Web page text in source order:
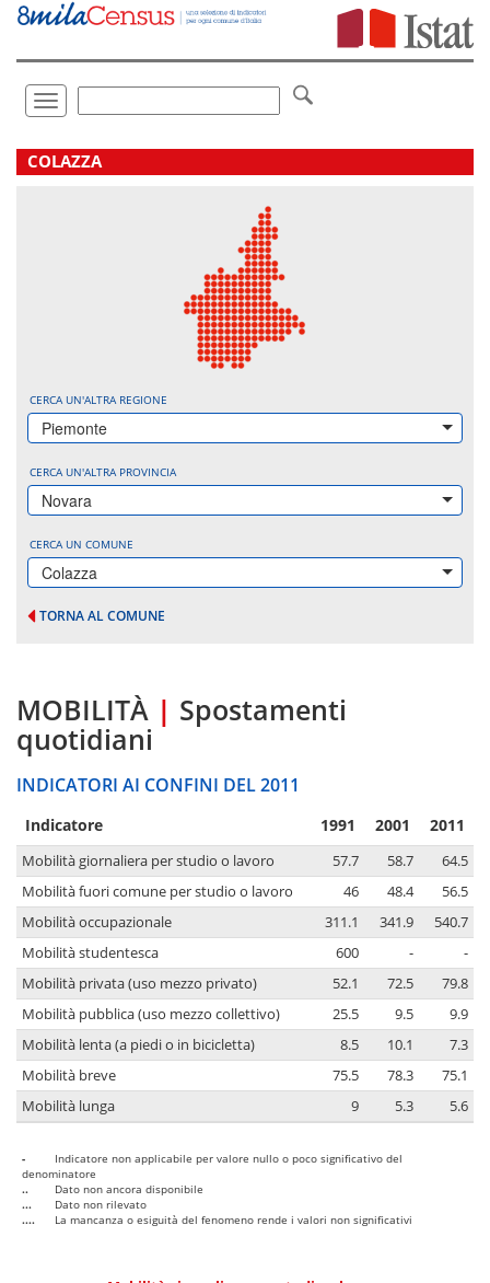
Vai
direttamente
Toggle
navigation
.
COLAZZA
CERCA UN'ALTRA REGIONE
Piemonte
CERCA UN'ALTRA PROVINCIA
Novara
CERCA UN COMUNE
Colazza
TORNA AL COMUNE
MOBILITÀ | Spostamenti
quotidiani
INDICATORI AI CONFINI DEL 2011
Indicatore 1991 2001 2011
Mobilità giornaliera per studio o lavoro 57.7 58.7
64.5
Mobilità fuori comune per studio o lavoro
46 48.4
56.5
Mobilità occupazionale
311.1 341.9
540.7
Mobilità studentesca
600 -
-
Mobilità privata (uso mezzo privato)
52.1 72.5
79.8
Mobilità pubblica (uso mezzo collettivo)
25.5 9.5
9.9
Mobilità lenta (a piedi o in bicicletta)
8.5 10.1
7.3
Mobilità breve
75.5 78.3
75.1
Mobilità lunga
9 5.3 5.6
-
Indicatore non applicabile per valore nullo o poco significativo del
denominatore
..
Dato non ancora disponibile
...
Dato non rilevato
....
La mancanza o esiguità del fenomeno rende i valori non significativi